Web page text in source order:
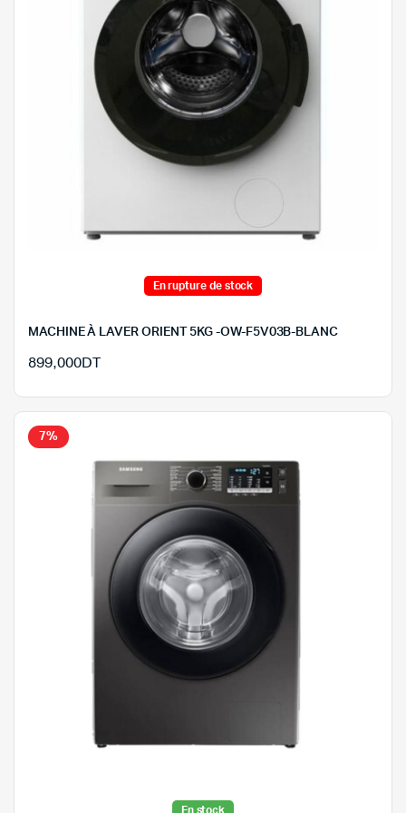
En rupture de stock
MACHINE À LAVER ORIENT 5KG -OW-F5V03B-BLANC
899,000DT
7%
En stock